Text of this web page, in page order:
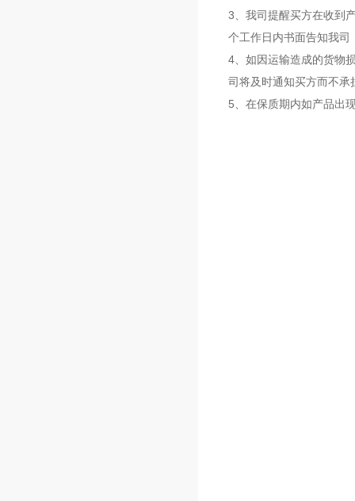
3、我司提醒买方在收到
个工作日内书面告知我
4、如因运输造成的货物
司将及时通知买方而不承
5、在保质期内如产品出